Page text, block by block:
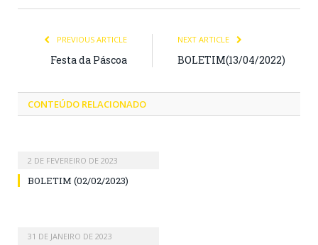
PREVIOUS ARTICLE
Festa da Páscoa
NEXT ARTICLE
BOLETIM(13/04/2022)
CONTEÚDO RELACIONADO
2 DE FEVEREIRO DE 2023
BOLETIM (02/02/2023)
31 DE JANEIRO DE 2023